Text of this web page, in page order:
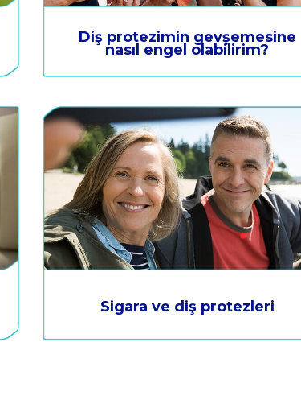
Diş protezimin gevşemesine
nasıl engel olabilirim?
Sigara ve diş protezleri